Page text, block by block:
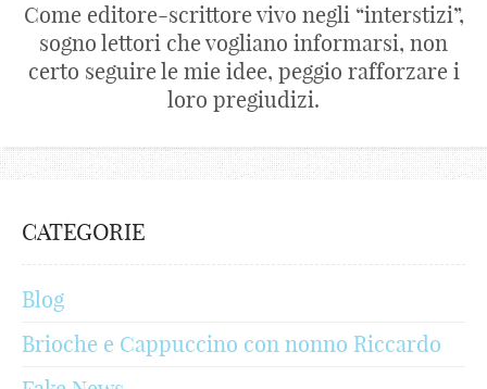
Come editore-scrittore vivo negli “interstizi”,
sogno lettori che vogliano informarsi, non
certo seguire le mie idee, peggio rafforzare i
loro pregiudizi.
CATEGORIE
Blog
Brioche e Cappuccino con nonno Riccardo